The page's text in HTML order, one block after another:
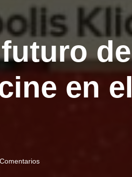
de
en el